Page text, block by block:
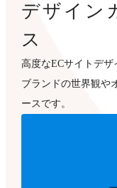
デザイン
ス
高度なECサイトデザ
ブランドの世界観や
ースです。